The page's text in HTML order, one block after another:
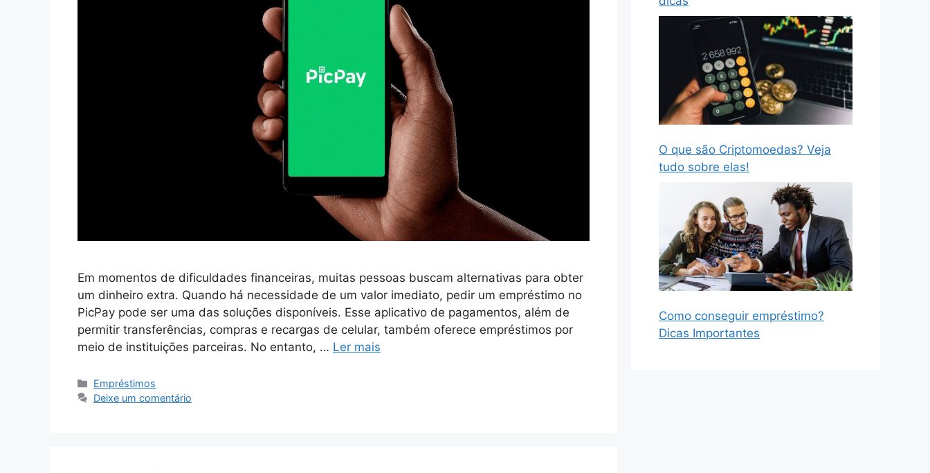
Em momentos de dificuldades financeiras, muitas pessoas buscam alternativas para obter
um dinheiro extra. Quando há necessidade de um valor imediato, pedir um empréstimo no
PicPay pode ser uma das soluções disponíveis. Esse aplicativo de pagamentos, além de
permitir transferências, compras e recargas de celular, também oferece empréstimos por
meio de instituições parceiras. No entanto, … Ler mais
Categorias
Empréstimos
Deixe um comentário
O que são Criptomoedas? Veja
tudo sobre elas!
Como conseguir empréstimo?
Dicas Importantes